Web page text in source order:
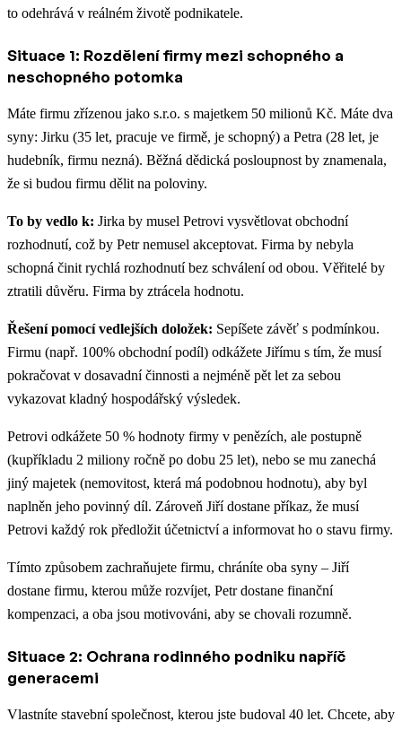
to odehrává v reálném životě podnikatele.
Situace 1: Rozdělení firmy mezi schopného a
neschopného potomka
Máte firmu zřízenou jako s.r.o. s majetkem 50 milionů Kč. Máte dva
syny: Jirku (35 let, pracuje ve firmě, je schopný) a Petra (28 let, je
hudebník, firmu nezná). Běžná dědická posloupnost by znamenala,
že si budou firmu dělit na poloviny.
To by vedlo k: Jirka by musel Petrovi vysvětlovat obchodní
rozhodnutí, což by Petr nemusel akceptovat. Firma by nebyla
schopná činit rychlá rozhodnutí bez schválení od obou. Věřitelé by
ztratili důvěru. Firma by ztrácela hodnotu.
Řešení pomocí vedlejších doložek: Sepíšete závěť s podmínkou.
Firmu (např. 100% obchodní podíl) odkážete Jiřímu s tím, že musí
pokračovat v dosavadní činnosti a nejméně pět let za sebou
vykazovat kladný hospodářský výsledek.
Petrovi odkážete 50 % hodnoty firmy v penězích, ale postupně
(kupříkladu 2 miliony ročně po dobu 25 let), nebo se mu zanechá
jiný majetek (nemovitost, která má podobnou hodnotu), aby byl
naplněn jeho povinný díl. Zároveň Jiří dostane příkaz, že musí
Petrovi každý rok předložit účetnictví a informovat ho o stavu firmy.
Tímto způsobem zachraňujete firmu, chráníte oba syny – Jiří
dostane firmu, kterou může rozvíjet, Petr dostane finanční
kompenzaci, a oba jsou motivováni, aby se chovali rozumně.
Situace 2: Ochrana rodinného podniku napříč
generacemi
Vlastníte stavební společnost, kterou jste budoval 40 let. Chcete, aby